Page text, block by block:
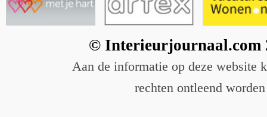
© Interieurjournaal.com
Aan de informatie op deze website
rechten ontleend worden